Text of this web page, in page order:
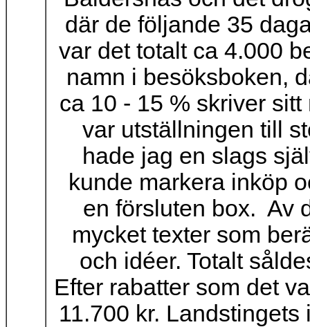
där de följande 35
var det totalt ca 4.000
namn i besöksboken,
ca 10 - 15 % skriver
var utställningen till
hade jag en slags
kunde markera inköp
en försluten box. Av
mycket texter som
och idéer. Totalt
Efter rabatter som det
11.700 kr.